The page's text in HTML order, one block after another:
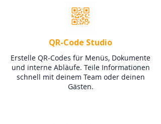
QR-Code Studio
Erstelle QR-Codes für Menüs, Dokumente
und interne Abläufe. Teile Informationen
schnell mit deinem Team oder deinen
Gästen.